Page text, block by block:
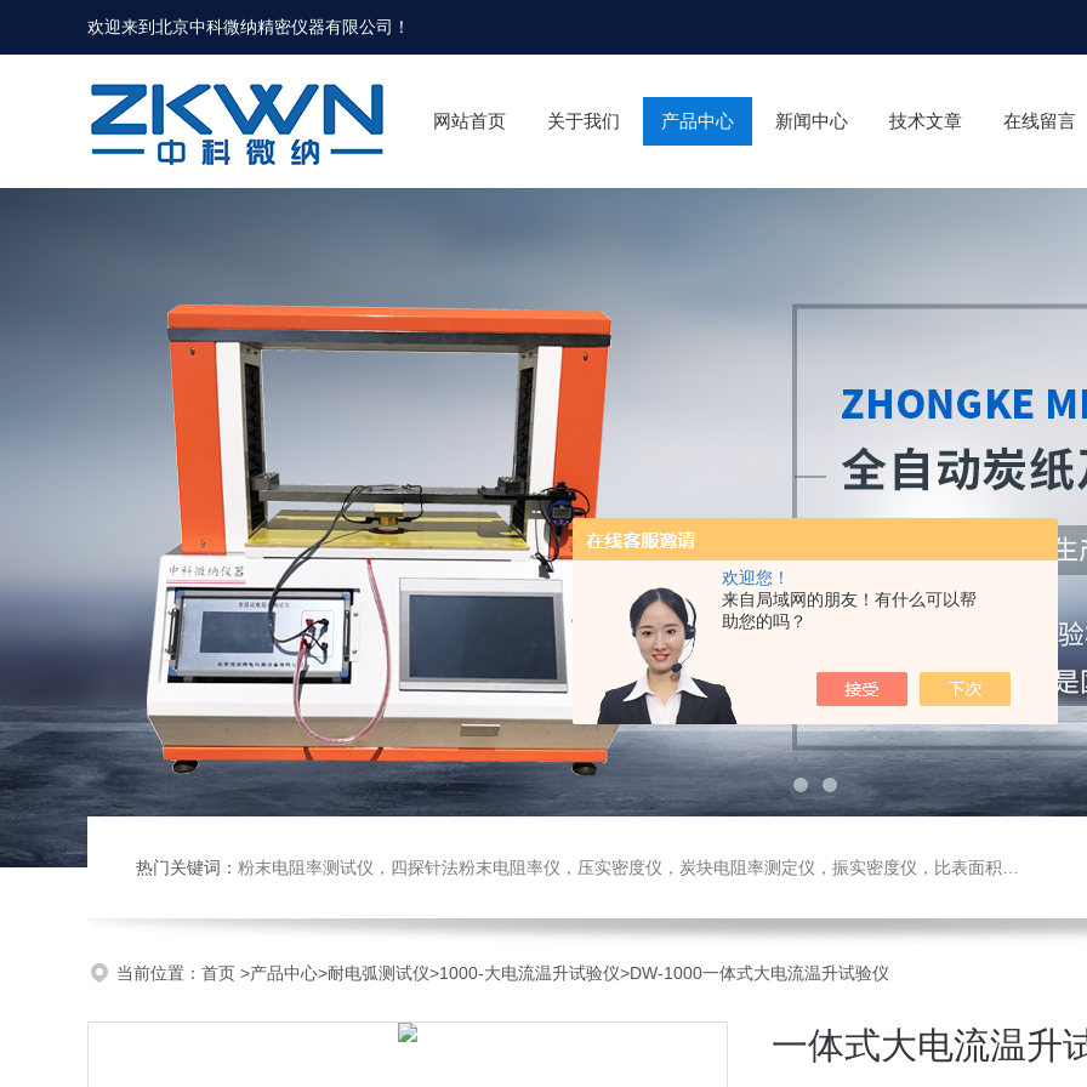
欢迎您！
来自局域网的朋友！有什么可以帮
助您的吗？
欢迎来到北京中科微纳精密仪器有限公司！
网站首页 关于我们 产品中心 新闻中心 技术文章 在线留言
热门关键词： 粉末电阻率测试仪，四探针法粉末电阻率仪，压实密度仪，炭块电阻率测定仪，振实密度仪，比表面积测试仪，真密度仪，炭块热膨胀仪，炭块透气率仪，炭块二氧化碳反应测定仪
当前位置： 首页 >产品中心>耐电弧测试仪>1000-大电流温升试验仪>DW-1000一体式大电流温升试验仪
一体式大电流温升